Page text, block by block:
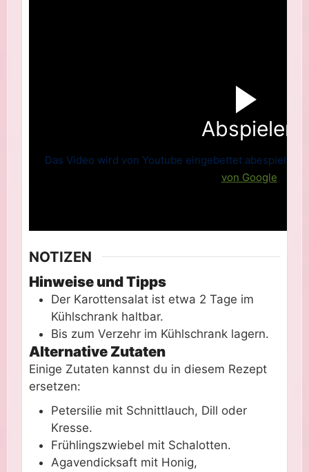
Abspielen
Das Video wird von Youtube eingebettet abespielt.
von Google
NOTIZEN
Hinweise und Tipps
Der Karottensalat ist etwa 2 Tage im
Kühlschrank haltbar.
Bis zum Verzehr im Kühlschrank lagern.
Alternative Zutaten
Einige Zutaten kannst du in diesem Rezept
ersetzen:
Petersilie mit Schnittlauch, Dill oder
Kresse.
Frühlingszwiebel mit Schalotten.
Agavendicksaft mit Honig,